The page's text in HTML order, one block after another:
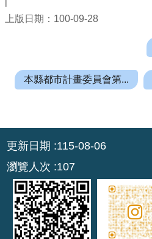
訊
務
民
服
務
政
府
資
上版日期：100-09-28
本縣都市計畫委員會第...
更新日期
115-08-06
瀏覽人次
107